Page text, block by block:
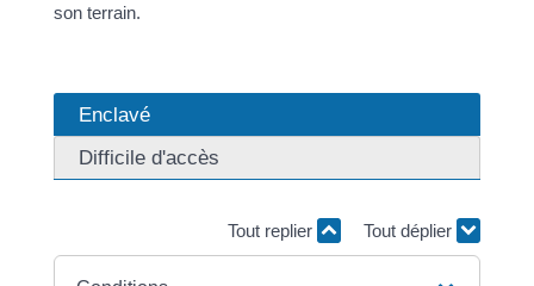
son terrain.
Enclavé
Difficile d'accès
Tout replier Tout déplier